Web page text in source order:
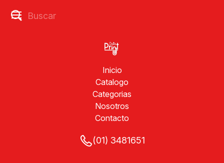
Inicio
Catalogo
Categorias
Nosotros
Contacto
(01) 3481651